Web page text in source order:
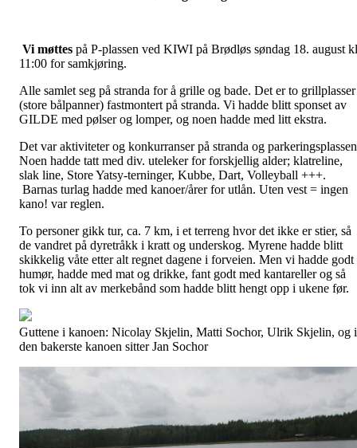
Vi møttes på P-plassen ved KIWI på Brødløs søndag 18. august
11:00 for samkjøring.
Alle samlet seg på stranda for å grille og bade. Det er to grillplasser
(store bålpanner) fastmontert på stranda. Vi hadde blitt sponset av
GILDE med pølser og lomper, og noen hadde med litt ekstra.
Det var aktiviteter og konkurranser på stranda og
Noen hadde tatt med div. uteleker for forskjellig alder; klatreline,
slak line, Store Yatsy-terninger, Kubbe, Dart, Volleyball +++.
Barnas turlag hadde med kanoer/årer for utlån. Uten vest = ingen
kano! var reglen.
To personer gikk tur, ca. 7 km, i et terreng hvor det ikke er stier, så
de vandret på dyretråkk i kratt og underskog. Myrene hadde blitt
skikkelig våte etter alt regnet dagene i forveien. Men vi hadde godt
humør, hadde med mat og drikke, fant godt med kantareller og så
tok vi inn alt av merkebånd som hadde blitt hengt opp i ukene før.
Guttene i kanoen: Nicolay Skjelin, Matti Sochor, Ulrik Skjelin, og i
den bakerste kanoen sitter Jan Sochor